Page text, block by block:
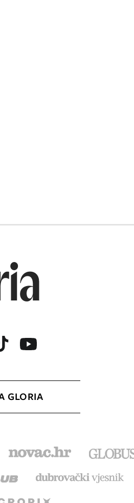
GLORIA